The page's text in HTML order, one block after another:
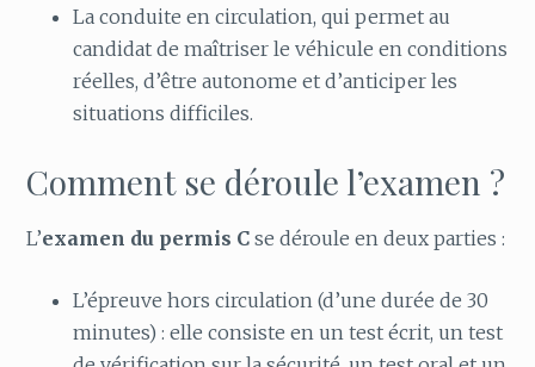
La conduite en circulation, qui permet au
candidat de maîtriser le véhicule en conditions
réelles, d’être autonome et d’anticiper les
situations difficiles.
Comment se déroule l’examen ?
L’examen du permis C se déroule en deux parties :
L’épreuve hors circulation (d’une durée de 30
minutes) : elle consiste en un test écrit, un test